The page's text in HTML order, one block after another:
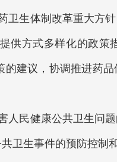
生体制改革重大方针
供方式多样化的政
建议，协调推进药
民健康公共卫生问
卫生事件的预防控制